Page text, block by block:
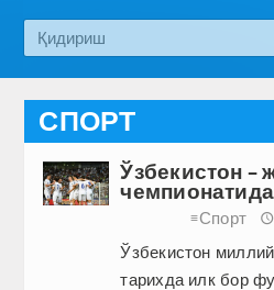
Эко медиа
СПОРТ
Ўзбекистон –
≡Спорт
Ўзбекистон
тарихда илк бор